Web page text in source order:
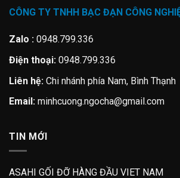
CÔNG TY TNHH BẠC ĐẠN CÔNG
Zalo : 0948.799.336
Điện thoại: 0948.799.336
Liên hệ: Chi nhánh phía Nam, Bình Thạnh
Email: minhcuong.ngocha@gmail.com
TIN MỚI
ASAHI GỐI ĐỠ HÀNG ĐẦU VIET NAM